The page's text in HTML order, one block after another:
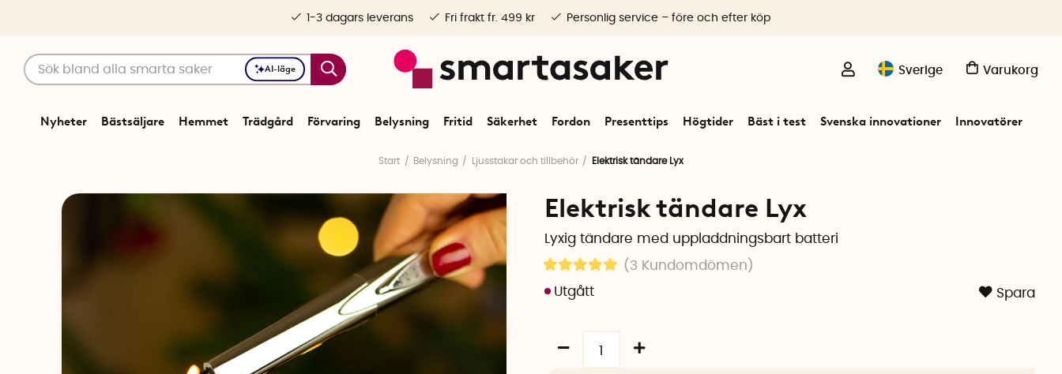
AI-läge Sverige Varukorg
Nyheter Bästsäljare Hemmet Trädgård Förvaring Belysning Fritid Säkerhet Fordon Presenttips Högtider Bäst i test Svenska innovationer Innovatörer
1-3 dagars leverans Fri frakt fr. 499 kr Personlig service – före och efter köp
Start Belysning Ljusstakar och tillbehör Elektrisk tändare Lyx
Elektrisk tändare Lyx
Lyxig tändare med uppladdningsbart batteri
(3 Kundomdömen )
Spara